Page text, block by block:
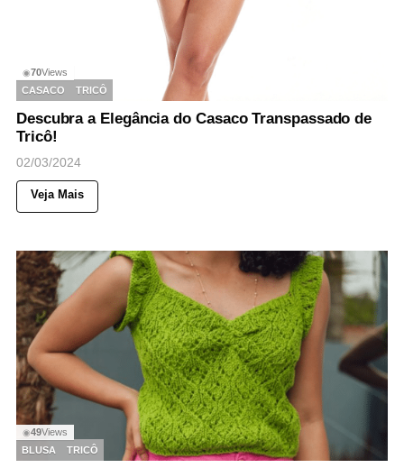
◉70Views
CASACO
TRICÔ
Descubra a Elegância do Casaco Transpassado de
Tricô!
02/03/2024
Veja Mais
◉49Views
BLUSA
TRICÔ